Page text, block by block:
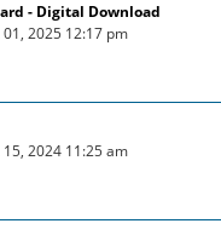
- Digital Download
2025 12:17 pm
15, 2024 11:25 am